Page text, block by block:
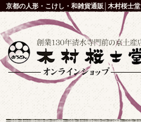
京都の人形・こけし・和雑貨通販│木村桜士堂